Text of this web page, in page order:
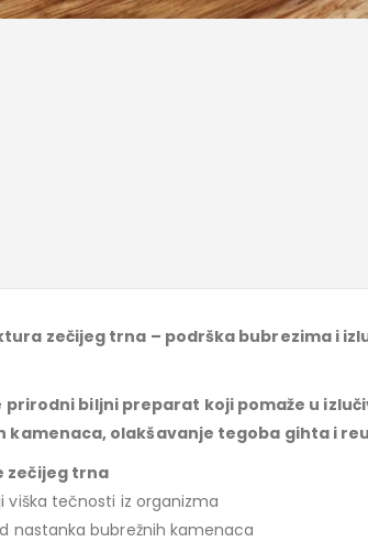
zečijeg trna – podrška bubrezima i
prirodni biljni preparat koji pomaže u
kamenaca, olakšavanje tegoba gihta i
zečijeg trna
viška tečnosti iz organizma
nastanka bubrežnih kamenaca